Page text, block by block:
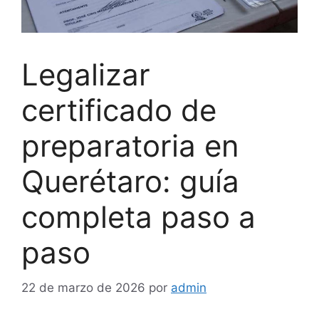
Legalizar
certificado de
preparatoria en
Querétaro: guía
completa paso a
paso
22 de marzo de 2026 por admin